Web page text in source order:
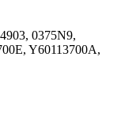
0375N9,
Y60113700A,